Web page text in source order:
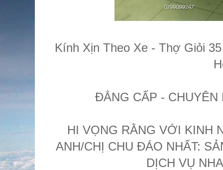
Kính Xịn Theo Xe - Thợ Giỏi
ĐẲNG CẤP -
HI VỌNG RẰNG VỚI KINH
ANH/CHỊ CHU ĐÁO NHẤT:
DỊCH VỤ